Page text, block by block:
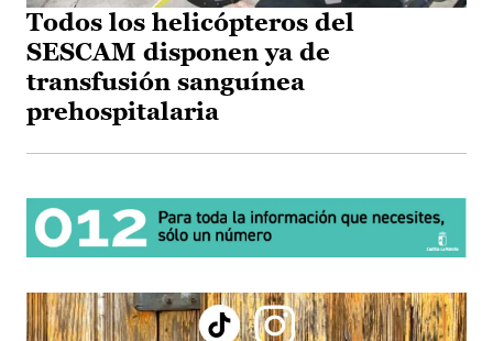
Todos los helicópteros del
SESCAM disponen ya de
transfusión sanguínea
prehospitalaria